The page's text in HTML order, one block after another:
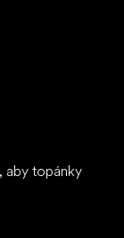
aby topánky